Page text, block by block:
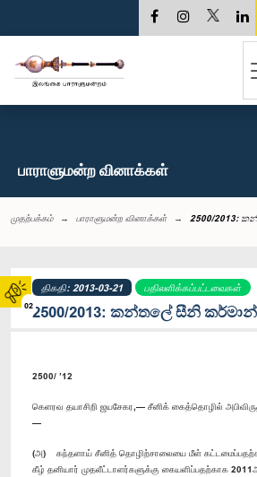
02
பாராளுமன்ற வினாக்கள்
முதற்பக்கம் பாராளுமன்ற வினாக்கள் 2500/2013:
திகதி: 2013-03-21 பதிலளிக்கப்பட்டவைகள்
2500/2013: කන්තලේ සීනි
2500/ ’12
கெளரவ தயாசிறி ஜயசேகர,— சீனிக் கைத்தொழில்
—
(அ) கந்தளாய் சீனித் தொழிற்சாலையை மீள்
கீழ் தனியார் முதலீட்டாளர்களுக்கு கையளிப்பதற்காக